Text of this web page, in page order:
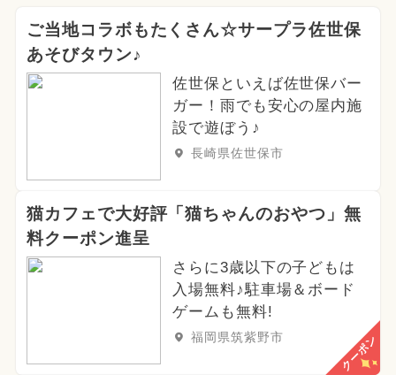
ご当地コラボもたくさん☆サープラ佐世保
あそびタウン♪
佐世保といえば佐世保バー
ガー！雨でも安心の屋内施
設で遊ぼう♪
長崎県佐世保市
猫カフェで大好評「猫ちゃんのおやつ」無
料クーポン進呈
さらに3歳以下の子どもは
入場無料♪駐車場＆ボード
ゲームも無料!
福岡県筑紫野市 クーポン